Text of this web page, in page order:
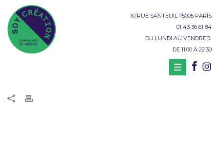
10 RUE SANTEUIL 75005 PARIS
01 43 36 61 84
DU LUNDI AU VENDREDI
DE 11.00 À 22.30